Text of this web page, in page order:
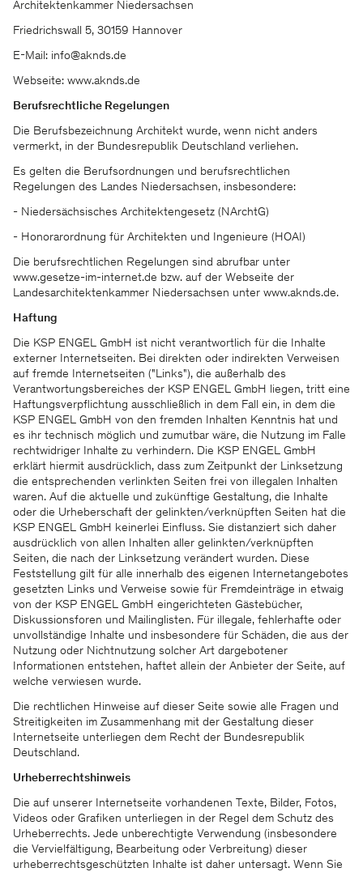
Architektenkammer Niedersachsen
Friedrichswall 5, 30159 Hannover
E-Mail: info@aknds.de
Webseite: www.aknds.de
Berufsrechtliche Regelungen
Die Berufsbezeichnung Architekt wurde, wenn nicht anders
vermerkt, in der Bundesrepublik Deutschland verliehen.
Es gelten die Berufsordnungen und berufsrechtlichen
Regelungen des Landes Niedersachsen, insbesondere:
- Niedersächsisches Architektengesetz (NArchtG)
- Honorarordnung für Architekten und Ingenieure (HOAI)
Die berufsrechtlichen Regelungen sind abrufbar unter
www.gesetze-im-internet.de bzw. auf der Webseite der
Landesarchitektenkammer Niedersachsen unter www.aknds.de.
Haftung
Die KSP ENGEL GmbH ist nicht verantwortlich für die Inhalte
externer Internetseiten. Bei direkten oder indirekten Verweisen
auf fremde Internetseiten ("Links"), die außerhalb des
Verantwortungsbereiches der KSP ENGEL GmbH liegen, tritt eine
Haftungsverpflichtung ausschließlich in dem Fall ein, in dem die
KSP ENGEL GmbH von den fremden Inhalten Kenntnis hat und
es ihr technisch möglich und zumutbar wäre, die Nutzung im Falle
rechtwidriger Inhalte zu verhindern. Die KSP ENGEL GmbH
erklärt hiermit ausdrücklich, dass zum Zeitpunkt der Linksetzung
die entsprechenden verlinkten Seiten frei von illegalen Inhalten
waren. Auf die aktuelle und zukünftige Gestaltung, die Inhalte
oder die Urheberschaft der gelinkten/verknüpften Seiten hat die
KSP ENGEL GmbH keinerlei Einfluss. Sie distanziert sich daher
ausdrücklich von allen Inhalten aller gelinkten/verknüpften
Seiten, die nach der Linksetzung verändert wurden. Diese
Feststellung gilt für alle innerhalb des eigenen Internetangebotes
gesetzten Links und Verweise sowie für Fremdeinträge in etwaig
von der KSP ENGEL GmbH eingerichteten Gästebücher,
Diskussionsforen und Mailinglisten. Für illegale, fehlerhafte oder
unvollständige Inhalte und insbesondere für Schäden, die aus der
Nutzung oder Nichtnutzung solcher Art dargebotener
Informationen entstehen, haftet allein der Anbieter der Seite, auf
welche verwiesen wurde.
Die rechtlichen Hinweise auf dieser Seite sowie alle Fragen und
Streitigkeiten im Zusammenhang mit der Gestaltung dieser
Internetseite unterliegen dem Recht der Bundesrepublik
Deutschland.
Urheberrechtshinweis
Die auf unserer Internetseite vorhandenen Texte, Bilder, Fotos,
Videos oder Grafiken unterliegen in der Regel dem Schutz des
Urheberrechts. Jede unberechtigte Verwendung (insbesondere
die Vervielfältigung, Bearbeitung oder Verbreitung) dieser
urheberrechtsgeschützten Inhalte ist daher untersagt. Wenn Sie